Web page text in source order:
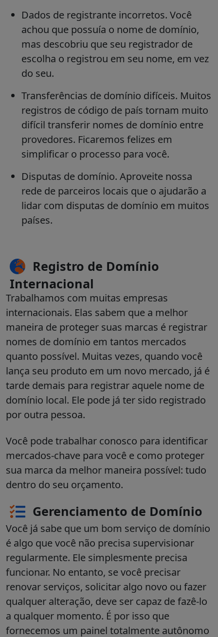
Dados de registrante incorretos. Você
achou que possuía o nome de domínio,
mas descobriu que seu registrador de
escolha o registrou em seu nome, em vez
do seu.
Transferências de domínio difíceis. Muitos
registros de código de país tornam muito
difícil transferir nomes de domínio entre
provedores. Ficaremos felizes em
simplificar o processo para você.
Disputas de domínio. Aproveite nossa
rede de parceiros locais que o ajudarão a
lidar com disputas de domínio em muitos
países.
Registro de Domínio
Internacional
Trabalhamos com muitas empresas
internacionais. Elas sabem que a melhor
maneira de proteger suas marcas é registrar
nomes de domínio em tantos mercados
quanto possível. Muitas vezes, quando você
lança seu produto em um novo mercado, já é
tarde demais para registrar aquele nome de
domínio local. Ele pode já ter sido registrado
por outra pessoa.
Você pode trabalhar conosco para identificar
mercados-chave para você e como proteger
sua marca da melhor maneira possível: tudo
dentro do seu orçamento.
Gerenciamento de Domínio
Você já sabe que um bom serviço de domínio
é algo que você não precisa supervisionar
regularmente. Ele simplesmente precisa
funcionar. No entanto, se você precisar
renovar serviços, solicitar algo novo ou fazer
qualquer alteração, deve ser capaz de fazê-lo
a qualquer momento. É por isso que
fornecemos um painel totalmente autônomo